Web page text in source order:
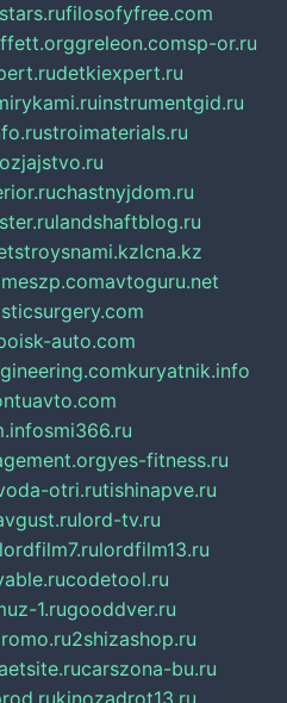
filosofyfree.com
greleon.comsp-or.ru
detkiexpert.ru
instrumentgid.ru
stroimaterials.ru
chastnyjdom.ru
landshaftblog.ru
stroysnami.kzlcna.kz
avtoguru.net
auto.com
kuryatnik.info
smi366.ru
yes-fitness.ru
otri.rutishinapve.ru
lord-tv.ru
lordfilm7.rulordfilm13.ru
codetool.ru
1.rugooddver.ru
2shizashop.ru
carszona-bu.ru
kinozadrot13.ru